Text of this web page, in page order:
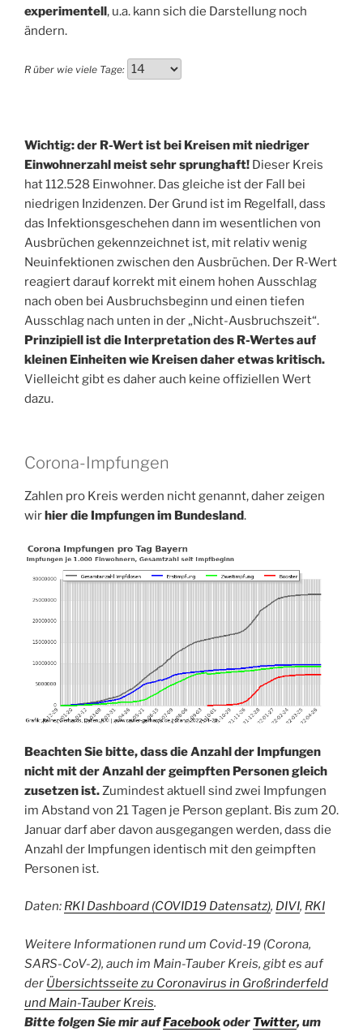
experimentell, u.a. kann sich die Darstellung noch
ändern.
R über wie viele Tage:
Wichtig: der R-Wert ist bei Kreisen mit niedriger
Einwohnerzahl meist sehr sprunghaft! Dieser Kreis
hat 112.528 Einwohner. Das gleiche ist der Fall bei
niedrigen Inzidenzen. Der Grund ist im Regelfall, dass
das Infektionsgeschehen dann im wesentlichen von
Ausbrüchen gekennzeichnet ist, mit relativ wenig
Neuinfektionen zwischen den Ausbrüchen. Der R-Wert
reagiert darauf korrekt mit einem hohen Ausschlag
nach oben bei Ausbruchsbeginn und einen tiefen
Ausschlag nach unten in der „Nicht-Ausbruchszeit“.
Prinzipiell ist die Interpretation des R-Wertes auf
kleinen Einheiten wie Kreisen daher etwas kritisch.
Vielleicht gibt es daher auch keine offiziellen Wert
dazu.
Corona-Impfungen
Zahlen pro Kreis werden nicht genannt, daher zeigen
wirhier die Impfungen im Bundesland.
Beachten Sie bitte, dass die Anzahl der Impfungen
nicht mit der Anzahl der geimpften Personen gleich
zusetzen ist. Zumindest aktuell sind zwei Impfungen
im Abstand von 21 Tagen je Person geplant. Bis zum 20.
Januar darf aber davon ausgegangen werden, dass die
Anzahl der Impfungen identisch mit den geimpften
Personen ist.
Daten: RKI Dashboard (COVID19 Datensatz), DIVI, RKI
Weitere Informationen rund um Covid-19 (Corona,
SARS-CoV-2), auch im Main-Tauber Kreis, gibt es auf
der Übersichtsseite zu Coronavirus in Großrinderfeld
und Main-Tauber Kreis.
Bitte folgen Sie mir aufFacebookoder Twitter, um